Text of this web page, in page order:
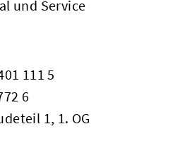
und Service
111 5
6
1, 1. OG